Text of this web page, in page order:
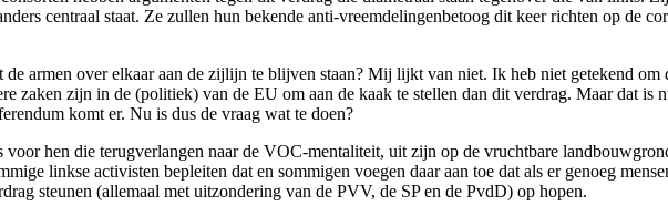
centraal staat. Ze zullen hun bekende anti-vreemdelingenbetoog dit keer richten op de
de armen over elkaar aan de zijlijn te blijven staan? Mij lijkt van niet. Ik heb niet getekend
zaken zijn in de (politiek) van de EU om aan de kaak te stellen dan dit verdrag. Maar dat is
komt er. Nu is dus de vraag wat te doen?
hen die terugverlangen naar de VOC-mentaliteit, uit zijn op de vruchtbare
linkse activisten bepleiten dat en sommigen voegen daar aan toe dat als er genoeg
steunen (allemaal met uitzondering van de PVV, de SP en de PvdD) op hopen.